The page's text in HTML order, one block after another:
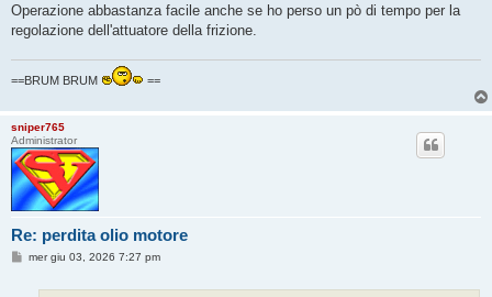
i
o
Operazione abbastanza facile anche se ho perso un pò di tempo per la
regolazione dell'attuatore della frizione.
==BRUM BRUM ==
sniper765
Administrator
Re: perdita olio motore
Mmer giu 03, 2026 7:27 pm